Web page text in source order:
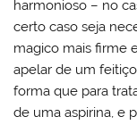
harmonioso – no
certo caso seja
magico mais firme
apelar de um
forma que para
de uma aspirina, e